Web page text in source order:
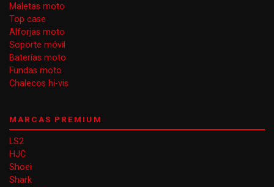
Maletas moto
Top case
Alforjas moto
Soporte móvil
Baterías moto
Fundas moto
Chalecos hi-vis
MARCAS PREMIUM
LS2
HJC
Shoei
Shark